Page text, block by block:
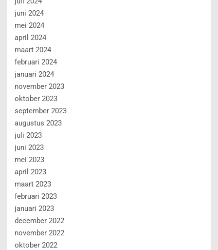
juni 2024
mei 2024
april 2024
maart 2024
februari 2024
januari 2024
november 2023
oktober 2023
september 2023
augustus 2023
juli 2023
juni 2023
mei 2023
april 2023
maart 2023
februari 2023
januari 2023
december 2022
november 2022
oktober 2022